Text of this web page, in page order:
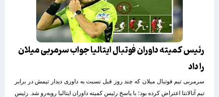
رئیس کمیته داوران فوتبال ایتالیا جواب سرمربی میلان
را داد
سرمربی تیم فوتبال میلان که چند روز قبل نسبت به داوری دیدار تیمش در برابر
تیم آتالانتا اعتراض کرده بود؛ با پاسخ رئیس کمیته داوران ایتالیا روبه‌رو شد. رئیس